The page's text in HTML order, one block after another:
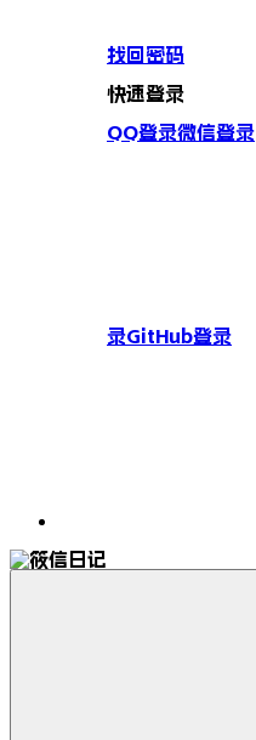
找回密码
快速登录
QQ登录微信登录
录GitHub登录